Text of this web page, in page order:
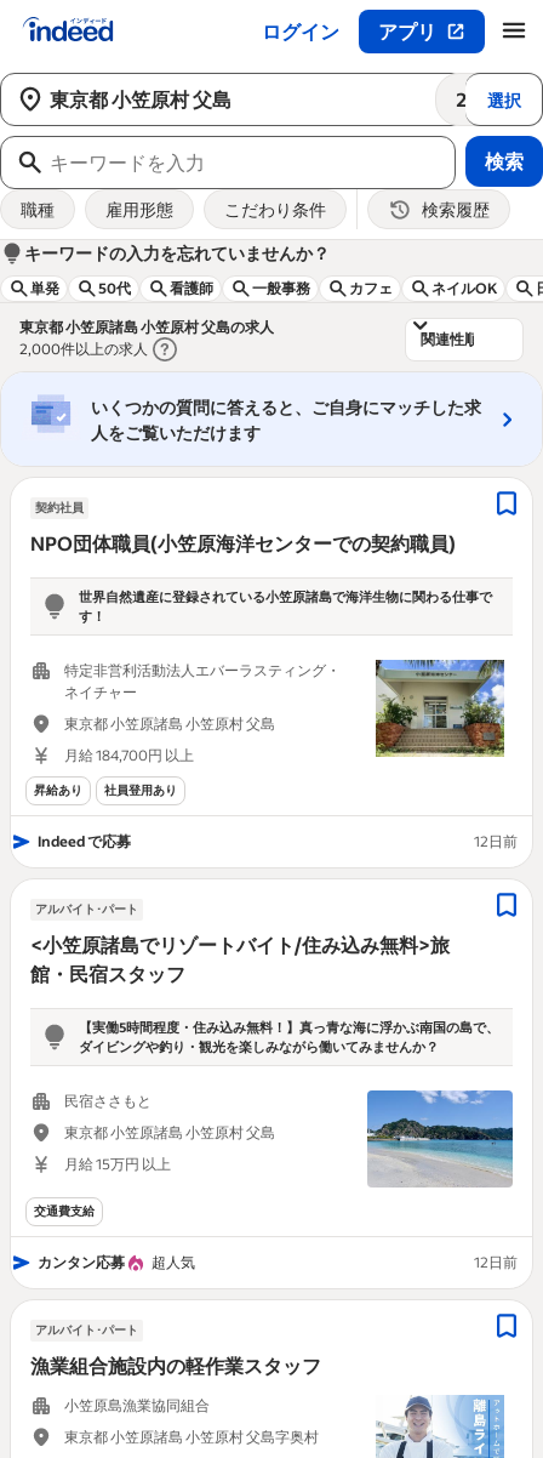
ログイン アプリ
メインコンテンツの開始
25km
選択
検索
職種 雇用形態 こだわり条件 &nbsp; 検索履歴
&nbsp;
キーワードの入力を忘れていませんか？
単発 50代 看護師 一般事務 カフェ ネイルOK
東京都 小笠原諸島 小笠原村 父島の求人
2,000件以上の求人
いくつかの質問に答えると、ご自身にマッチした求
人をご覧いただけます
契約社員
NPO団体職員(小笠原海洋センターでの契約職員)
世界自然遺産に登録されている小笠原諸島で海洋生物に関わる仕事で
す！
特定非営利活動法人エバーラスティング・
ネイチャー
東京都 小笠原諸島 小笠原村 父島
月給 184,700円 以上
昇給あり 社員登用あり
Indeed で応募 12日前
アルバイト･パート
<小笠原諸島でリゾートバイト/住み込み無料>旅
館・民宿スタッフ
【実働5時間程度・住み込み無料！】真っ青な海に浮かぶ南国の島で、
ダイビングや釣り・観光を楽しみながら働いてみませんか？
民宿ささもと
東京都 小笠原諸島 小笠原村 父島
月給 15万円 以上
交通費支給
カンタン応募 超人気 12日前
アルバイト･パート
漁業組合施設内の軽作業スタッフ
小笠原島漁業協同組合
東京都 小笠原諸島 小笠原村 父島字奥村